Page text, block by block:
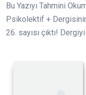
Bu Yazıyı Tahmini
Psikolektif + Dergisinin
26. sayısı çıktı!